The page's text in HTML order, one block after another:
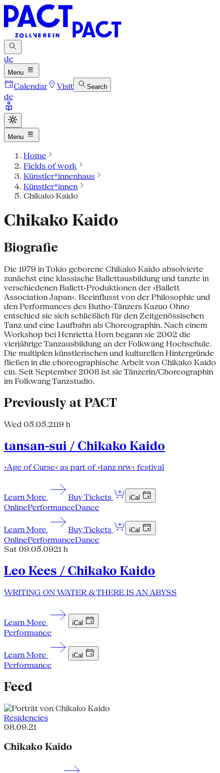
de
Menu
Calendar Visit Search
de
Menu
Home
Fields of work
Künstler*innenhaus
Künstler*innen
Chikako Kaido
Chikako Kaido
Biografie
Die 1979 in Tokio geborene Chikako Kaido absolvierte
zunächst eine klassische Ballettausbildung und tanzte in
verschiedenen Ballett-Produktionen der ›Ballett
Association Japan‹. Beeinflusst von der Philosophie und
den Performances des Butho-Tänzers Kazuo Ohno
entschied sie sich schließlich für den Zeitgenössischen
Tanz und eine Laufbahn als Choreographin. Nach einem
Workshop bei Henrietta Horn begann sie 2002 die
vierjährige Tanzausbildung an der Folkwang Hochschule.
Die multiplen künstlerischen und kulturellen Hintergründe
fließen in die choreographische Arbeit von Chikako Kaido
ein. Seit September 2008 ist sie Tänzerin/Choreographin
im Folkwang Tanzstudio.
Previously at PACT
Wed 05.05.2119 h
tansan-sui / Chikako Kaido
›Age of Curse‹ as part of ›tanz nrw‹ festival
Learn More Buy Tickets iCal
OnlinePerformanceDance
Learn More Buy Tickets iCal
OnlinePerformanceDance
Sat 09.05.0921 h
Leo Kees / Chikako Kaido
WRITING ON WATER & THERE IS AN ABYSS
Learn More iCal
Performance
Learn More iCal
Performance
Feed
Residencies
08.09.21
Chikako Kaido